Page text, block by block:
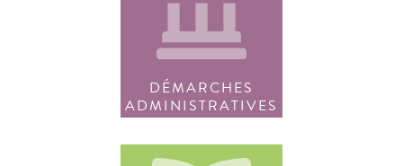
DÉMARCHES
ADMINISTRATIVES